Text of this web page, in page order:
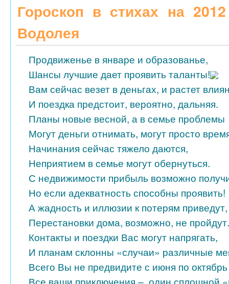
Гороскоп в стихах на
Водолея
Продвиженье в январе и образованье,
Шансы лучшие дает проявить таланты!
Вам сейчас везет в деньгах, и растет
И поездка предстоит, вероятно, дальняя.
Планы новые весной, а в семье проблемы
Могут деньги отнимать, могут просто
Начинания сейчас тяжело даются,
Неприятием в семье могут обернуться.
С недвижимости прибыль возможно
Но если адекватность способны проявить!
А жадность и иллюзии к потерям приведут,
Перестановки дома, возможно, не пройдут.
Контакты и поездки Вас могут напрягать,
И планам склонны «случаи» различные
Всего Вы не предвидите с июня по